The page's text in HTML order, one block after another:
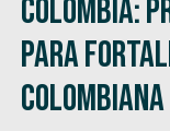
Colombia:
para
colombiana